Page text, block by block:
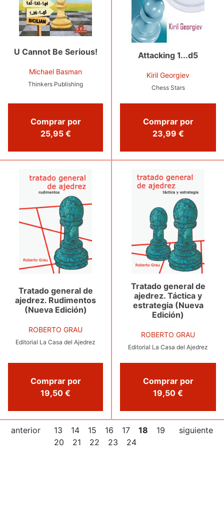
U Cannot Be Serious!
Michael Basman
Thinkers Publishing
Comprar por
25,95 €
Attacking 1...d5
Kiril Georgiev
Chess Stars
Comprar por
23,99 €
Tratado general de
ajedrez. Rudimentos
(Nueva Edición)
ROBERTO GRAU
Editorial La Casa del Ajedrez
Comprar por
19,50 €
Tratado general de
ajedrez. Táctica y
estrategia (Nueva
Edición)
ROBERTO GRAU
Editorial La Casa del Ajedrez
Comprar por
19,50 €
anterior 13 14 15 16 17 18
19
20
21 22 23 24
siguiente